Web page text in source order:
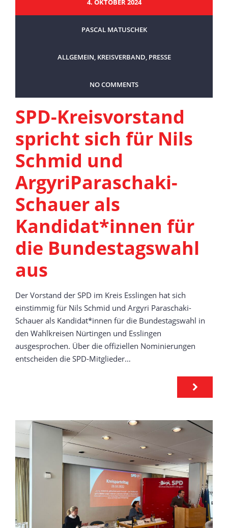
4. OKTOBER 2024
PASCAL MATUSCHEK
ALLGEMEIN, KREISVERBAND, PRESSE
NO COMMENTS
SPD-Kreisvorstand
spricht sich für Nils
Schmid und
ArgyriParaschaki-
Schauer als
Kandidat*innen für
die Bundestagswahl
aus
Der Vorstand der SPD im Kreis Esslingen hat sich
einstimmig für Nils Schmid und Argyri Paraschaki-
Schauer als Kandidat*innen für die Bundestagswahl in
den Wahlkreisen Nürtingen und Esslingen
ausgesprochen. Über die offiziellen Nominierungen
entscheiden die SPD-Mitglieder…